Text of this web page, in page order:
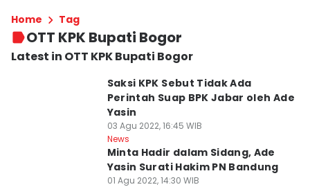
Home Tag
OTT KPK Bupati Bogor
Latest in OTT KPK Bupati Bogor
Saksi KPK Sebut Tidak Ada
Perintah Suap BPK Jabar oleh Ade
Yasin
03 Agu 2022, 16:45 WIB
News
Minta Hadir dalam Sidang, Ade
Yasin Surati Hakim PN Bandung
01 Agu 2022, 14:30 WIB